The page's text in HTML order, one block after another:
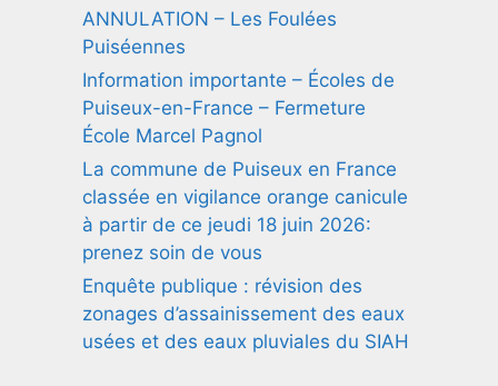
ANNULATION – Les Foulées
Puiséennes
Information importante – Écoles de
Puiseux-en-France – Fermeture
École Marcel Pagnol
La commune de Puiseux en France
classée en vigilance orange canicule
à partir de ce jeudi 18 juin 2026:
prenez soin de vous
Enquête publique : révision des
zonages d’assainissement des eaux
usées et des eaux pluviales du SIAH